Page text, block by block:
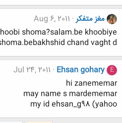
مغز متفکر Aug 6, 2011
shoma?salam.be khoobiye
chand vaght d
E
Ehsan gohary
Jul 24, 2011
hi zanememar
may name s mardememar
my id ehsan_g98 (yahoo